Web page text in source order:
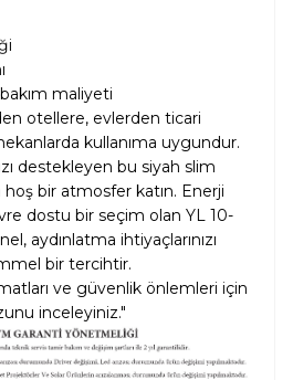
maliyeti
otellere, evlerden ticari
kullanıma uygundur.
destekleyen bu siyah slim
hoş bir atmosfer katın. Enerji
dostu bir seçim olan YL 10-
aydınlatma ihtiyaçlarınızı
bir tercihtir.
ve güvenlik önlemleri için
inceleyiniz."